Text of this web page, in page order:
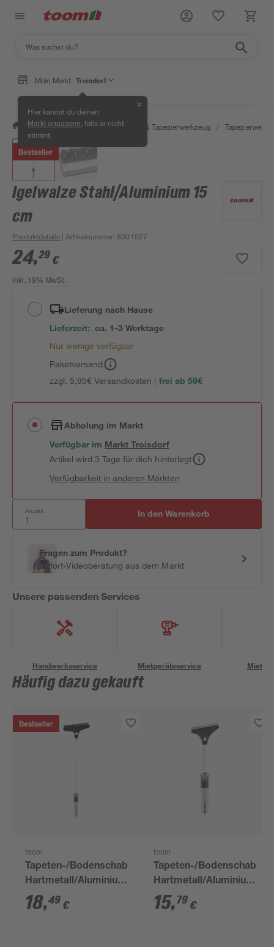
Mein Markt: Troisdorf
Hier kannst du deinen
Markt anpassen , falls er nicht
stimmt.
✕
/ Wohnen & Haushalt / Tapeten & Tapezierwerkzeug /
Bestseller
Igelwalze Stahl/Aluminium 15
cm
Produktdetails | Artikelnummer: 8301027
24,29 €
inkl. 19% MwSt.
Lieferung nach Hause
Lieferzeit: ca. 1-3 Werktage
Nur wenige verfügbar
Paketversand
zzgl. 5,95€ Versandkosten | frei ab 59€
Abholung im Markt
Verfügbar im MarktTroisdorf
Artikel wird 3 Tage für dich hinterlegt
Verfügbarkeit in anderen Märkten
Anzahl: In den Warenkorb
Fragen zum Produkt?
Sofort-Videoberatung aus dem Markt
Unsere passenden Services
Handwerksservice Mietgeräteservice
Häufig dazu gekauft
Bestseller
toom
Tapeten-/Bodenschaber
Hartmetall/Aluminium
150 mm
18,49 €
toom
Tapeten-/Bodenschaber
Hartmetall/Aluminium
10 cm
15,79 €